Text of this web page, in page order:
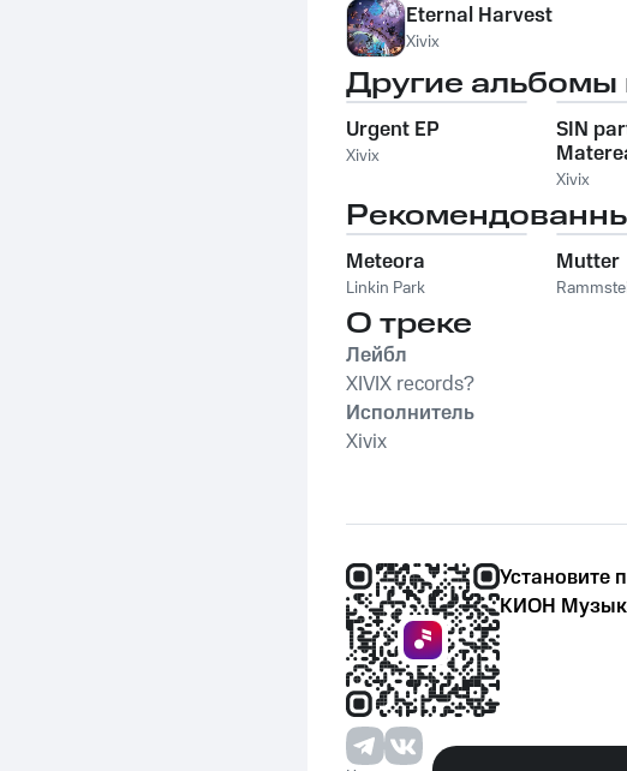
Eternal Harvest
Xivix
Другие альбомы
Urgent EP
Xivix
SIN
Xivix
Meteora
Linkin Park
Mutter
О треке
Лейбл
XIVIX records?
Исполнитель
Xivix
Установите
КИОН